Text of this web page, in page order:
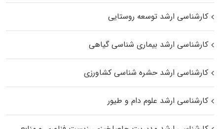
کارشناسی ارشد توسعه روستایی
کارشناسی ارشد بیماری‌ شناسی گیاهی
کارشناسی ارشد حشره‌ شناسی کشاورزی
کارشناسی ارشد علوم دام و طیور